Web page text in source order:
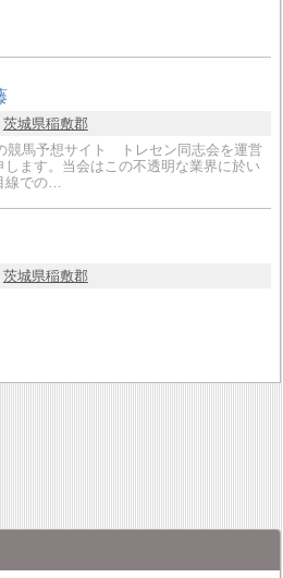
茨城県稲敷郡
競馬予想サイト トレセン同志会を運営
します。当会はこの不透明な業界に於い
線での…
茨城県稲敷郡